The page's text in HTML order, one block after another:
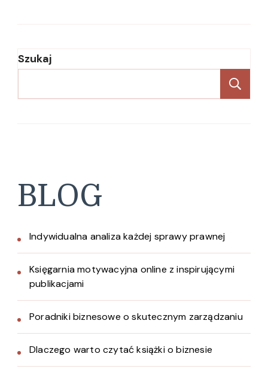
Szukaj
BLOG
Indywidualna analiza każdej sprawy prawnej
Księgarnia motywacyjna online z inspirującymi
publikacjami
Poradniki biznesowe o skutecznym zarządzaniu
Dlaczego warto czytać książki o biznesie